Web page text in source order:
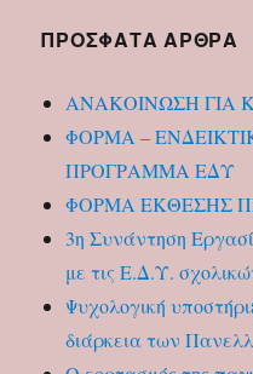
ΠΡΌΣΦΑΤΑ ΆΡΘΡΑ
ΑΝΑΚΟΙΝΩΣΗ ΓΙΑ
ΦΟΡΜΑ –
ΠΡΟΓΡΑΜΜΑ ΕΔΥ
ΦΟΡΜΑ ΕΚΘΕΣΗΣ
3η Συνάντηση
με τις Ε.Δ.Υ.
Ψυχολογική
διάρκεια των